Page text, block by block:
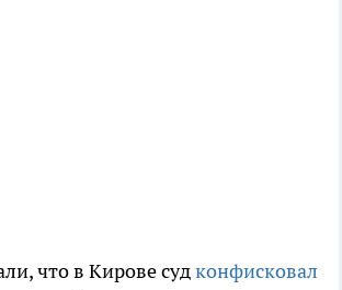
что в Кирове судконфисковал